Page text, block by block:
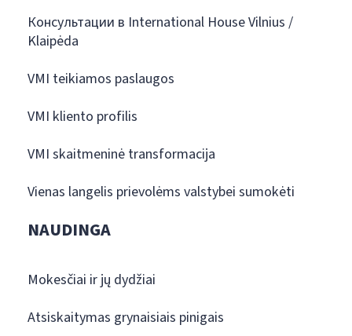
Консультации в International House Vilnius /
Klaipėda
VMI teikiamos paslaugos
VMI kliento profilis
VMI skaitmeninė transformacija
Vienas langelis prievolėms valstybei sumokėti
NAUDINGA
Mokesčiai ir jų dydžiai
Atsiskaitymas grynaisiais pinigais